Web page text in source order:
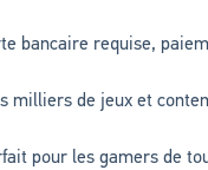
bancaire requise,
milliers de jeux et
pour les gamers de